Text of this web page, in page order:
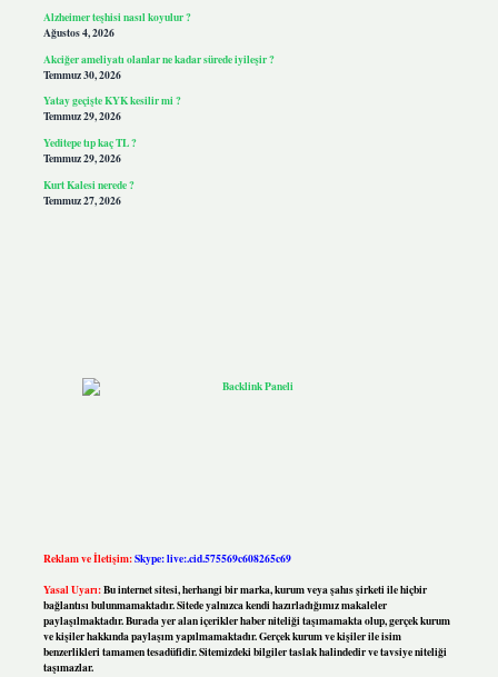
Alzheimer teşhisi nasıl koyulur ?
Ağustos 4, 2026
Akciğer ameliyatı olanlar ne kadar sürede iyileşir ?
Temmuz 30, 2026
Yatay geçişte KYK kesilir mi ?
Temmuz 29, 2026
Yeditepe tıp kaç TL ?
Temmuz 29, 2026
Kurt Kalesi nerede ?
Temmuz 27, 2026
Reklam ve İletişim:Skype: live:.cid.575569c608265c69
Yasal Uyarı:Bu internet sitesi, herhangi bir marka, kurum veya şahıs şirketi ile hiçbir
bağlantısı bulunmamaktadır. Sitede yalnızca kendi hazırladığımız makaleler
paylaşılmaktadır. Burada yer alan içerikler haber niteliği taşımamakta olup, gerçek kurum
ve kişiler hakkında paylaşım yapılmamaktadır. Gerçek kurum ve kişiler ile isim
benzerlikleri tamamen tesadüfidir. Sitemizdeki bilgiler taslak halindedir ve tavsiye niteliği
taşımazlar.